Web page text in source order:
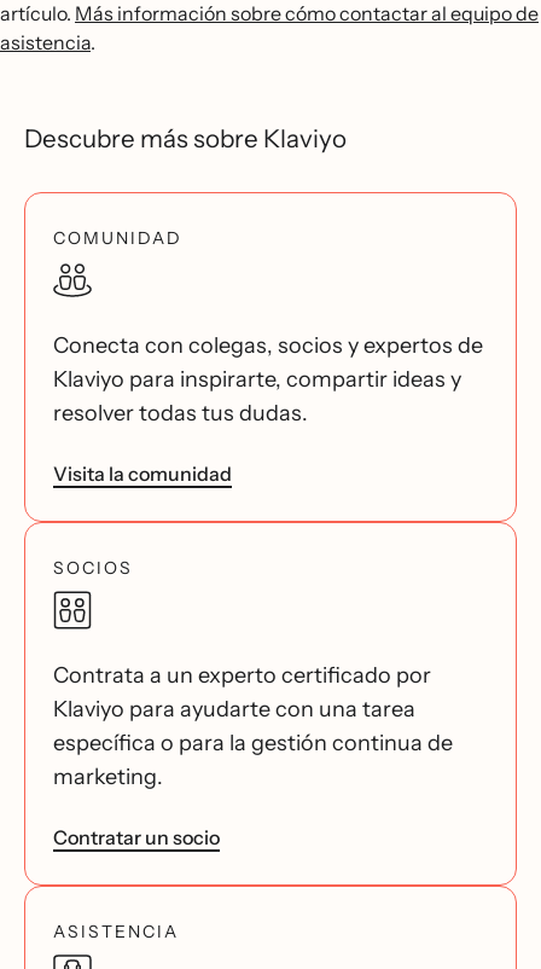
artículo. Más información sobre cómo contactar al equipo de
asistencia.
Descubre más sobre Klaviyo
COMUNIDAD
Conecta con colegas, socios y expertos de
Klaviyo para inspirarte, compartir ideas y
resolver todas tus dudas.
Visita la comunidad
SOCIOS
Contrata a un experto certificado por
Klaviyo para ayudarte con una tarea
específica o para la gestión continua de
marketing.
Contratar un socio
ASISTENCIA